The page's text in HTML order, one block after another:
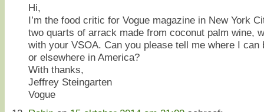
Hi,
I’m the food critic for Vogue magazine in New York
two quarts of arrack made from coconut palm wine,
with your VSOA. Can you please tell me where I
or elsewhere in America?
With thanks,
Jeffrey Steingarten
Vogue